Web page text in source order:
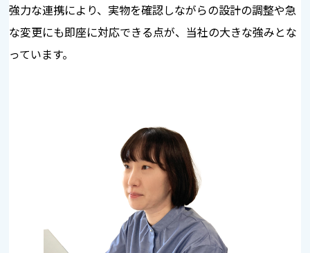
強力な連携により、実物を確認しながらの設計の調整や急
な変更にも即座に対応できる点が、当社の大きな強みとな
っています。